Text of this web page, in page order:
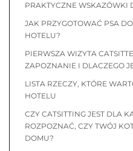
PRAKTYCZNE WSKAZÓWKI
JAK PRZYGOTOWAĆ PSA
HOTELU?
PIERWSZA WIZYTA
ZAPOZNANIE I DLACZEGO
LISTA RZECZY, KTÓRE
HOTELU
CZY CATSITTING JEST DLA
ROZPOZNAĆ, CZY TWÓJ
DOMU?